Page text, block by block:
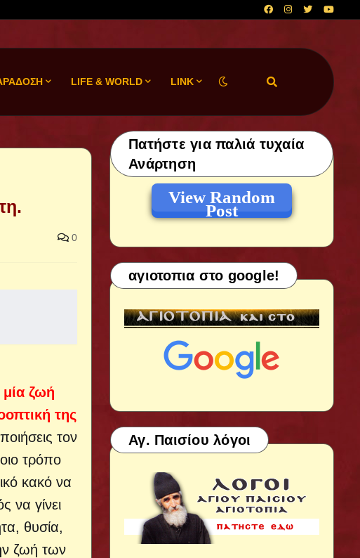
LIFE & WORLD LINK
0
ζωή
της
τον
τρόπο
κακό να
να γίνει
θυσία,
ζωή των
Πατήστε για παλιά τυχαία
Ανάρτηση
View Random
Post
αγιοτοπια στο google!
Αγ. Παισίου λόγοι